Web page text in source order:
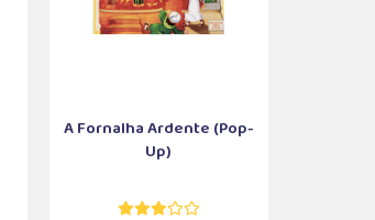
A Fornalha Ardente (Pop-
Up)